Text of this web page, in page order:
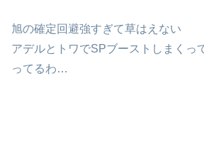
旭の確定回避強すぎて草はえない
アデルとトワでSPブーストしまくっ
ってるわ…